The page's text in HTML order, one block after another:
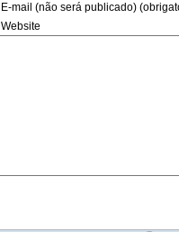
E-mail (não será publicado)
Website